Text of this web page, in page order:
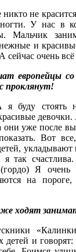
никто не
У нас в
Мальчик
и
сейчас очень
европейцы со
проклянут!
буду стоять
они уже после
Вот
укладывают
так
Я очень
на
ходят
детей и